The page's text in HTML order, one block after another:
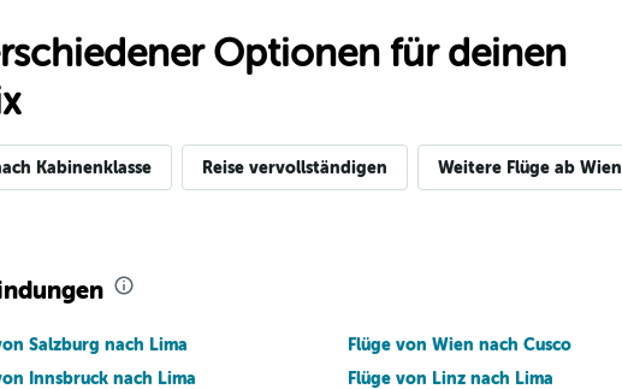
Optionen für deinen
Kabinenklasse Reise vervollständigen Weitere Flüge ab Wien
Salzburg nach Lima
Flüge von Wien nach Cusco
Innsbruck nach Lima
Flüge von Linz nach Lima